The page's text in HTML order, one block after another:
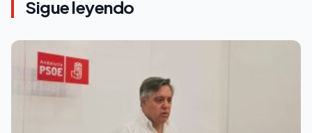
Sigue leyendo